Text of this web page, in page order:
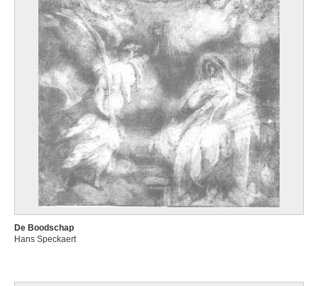
De Boodschap
Hans Speckaert